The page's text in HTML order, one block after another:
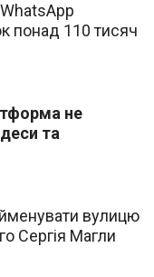
понад 110 тисяч
не
та
вулицю
Сергія Магли